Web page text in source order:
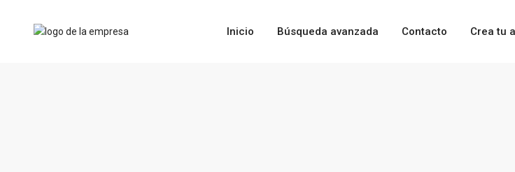
Inicio Búsqueda avanzada Contacto Crea tu